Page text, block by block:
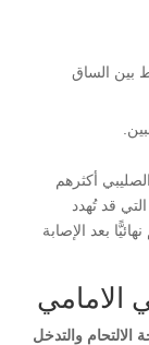
بين الساق
أكثرهم
قد تُهدد
بعد الإصابة
الامامي
الالتحام والتدخل